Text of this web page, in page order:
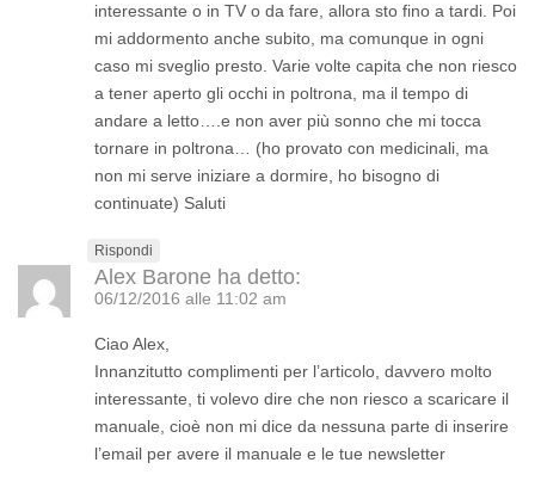
interessante o in TV o da fare, allora sto fino a tardi. Poi
mi addormento anche subito, ma comunque in ogni
caso mi sveglio presto. Varie volte capita che non riesco
a tener aperto gli occhi in poltrona, ma il tempo di
andare a letto….e non aver più sonno che mi tocca
tornare in poltrona… (ho provato con medicinali, ma
non mi serve iniziare a dormire, ho bisogno di
continuate) Saluti
Rispondi
Alex Barone ha detto:
06/12/2016 alle 11:02 am
Ciao Alex,
Innanzitutto complimenti per l’articolo, davvero molto
interessante, ti volevo dire che non riesco a scaricare il
manuale, cioè non mi dice da nessuna parte di inserire
l’email per avere il manuale e le tue newsletter